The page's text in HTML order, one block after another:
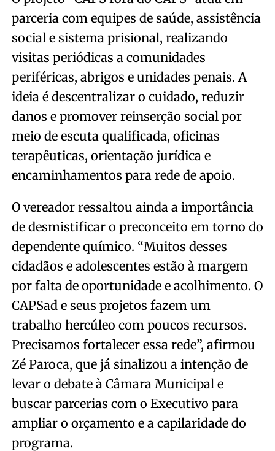
parceria com equipes de saúde, assistência
social e sistema prisional, realizando
visitas periódicas a comunidades
periféricas, abrigos e unidades penais. A
ideia é descentralizar o cuidado, reduzir
danos e promover reinserção social por
meio de escuta qualificada, oficinas
terapêuticas, orientação jurídica e
encaminhamentos para rede de apoio.
O vereador ressaltou ainda a importância
de desmistificar o preconceito em torno do
dependente químico. “Muitos desses
cidadãos e adolescentes estão à margem
por falta de oportunidade e acolhimento. O
CAPSad e seus projetos fazem um
trabalho hercúleo com poucos recursos.
Precisamos fortalecer essa rede”, afirmou
Zé Paroca, que já sinalizou a intenção de
levar o debate à Câmara Municipal e
buscar parcerias com o Executivo para
ampliar o orçamento e a capilaridade do
programa.